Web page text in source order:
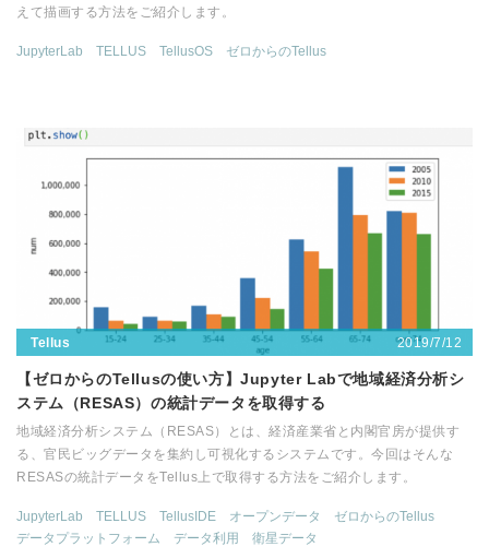
えて描画する方法をご紹介します。
JupyterLab TELLUS TellusOS ゼロからのTellus
Tellus 2019/7/12
【ゼロからのTellusの使い方】Jupyter Labで地域経済分析シ
ステム（RESAS）の統計データを取得する
地域経済分析システム（RESAS）とは、経済産業省と内閣官房が提供す
る、官民ビッグデータを集約し可視化するシステムです。今回はそんな
RESASの統計データをTellus上で取得する方法をご紹介します。
JupyterLab TELLUS TellusIDE オープンデータ
ゼロからのTellus
データプラットフォーム
データ利用 衛星データ